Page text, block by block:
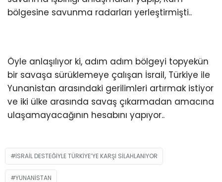
bölgesine savunma radarları yerleştirmişti..
Öyle anlaşılıyor ki, adım adım bölgeyi topyekün
bir savaşa sürüklemeye çalışan İsrail, Türkiye ile
Yunanistan arasındaki gerilimleri artırmak istiyor
ve iki ülke arasında savaş çıkarmadan amacına
ulaşamayacağının hesabını yapıyor..
İSRAİL DESTEĞİYLE TÜRKİYE’YE KARŞI SİLAHLANIYOR
YUNANISTAN